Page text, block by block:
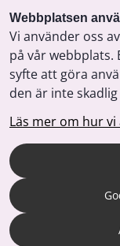
Webbplatsen
Vi använder oss
på vår webbplats.
syfte att göra
den är inte
Läs mer om hur